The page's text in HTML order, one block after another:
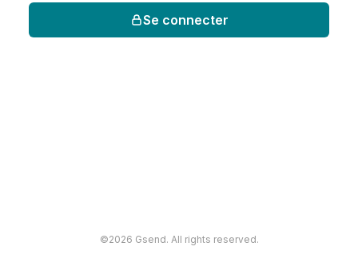
Se connecter
©2026 Gsend. All rights reserved.